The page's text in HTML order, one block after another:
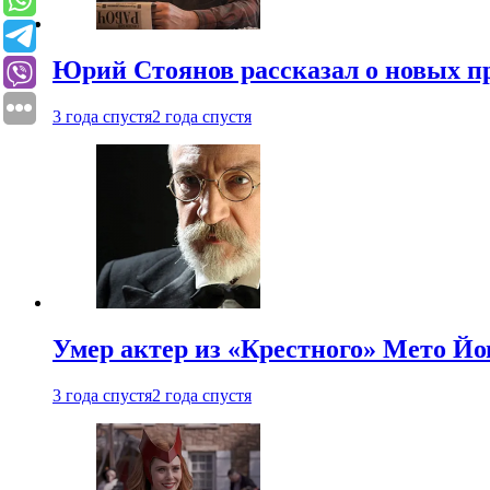
Юрий Стоянов рассказал о новых
3 года спустя2 года спустя
Умер актер из «Крестного» Мето
3 года спустя2 года спустя